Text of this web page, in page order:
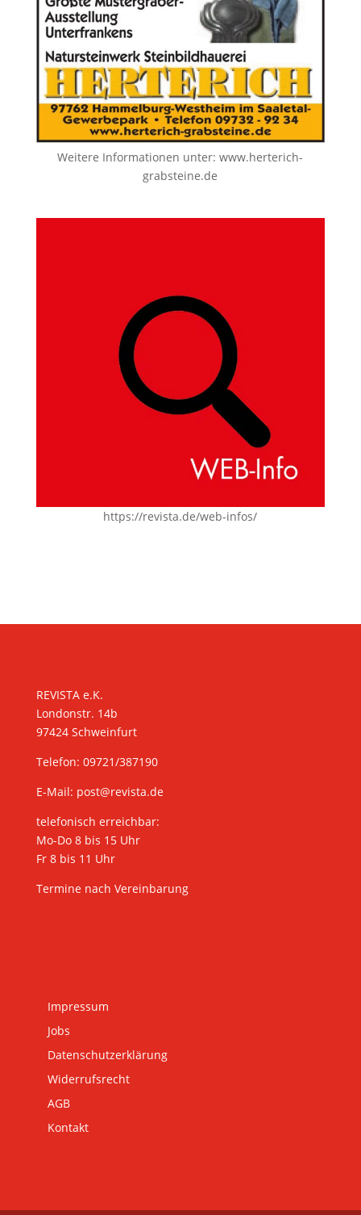
Weitere Informationen unter:www.herterich-
grabsteine.de
https://revista.de/web-infos/
REVISTA e.K.
Londonstr. 14b
97424 Schweinfurt
Telefon: 09721/387190
E-Mail: post@revista.de
telefonisch erreichbar:
Mo-Do 8 bis 15 Uhr
Fr 8 bis 11 Uhr
Termine nach Vereinbarung
Impressum
Jobs
Datenschutzerklärung
Widerrufsrecht
AGB
Kontakt